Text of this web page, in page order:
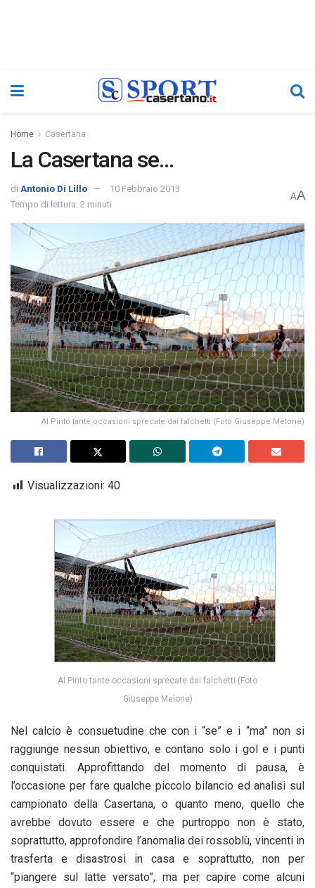
Home Casertana
La Casertana se…
di Antonio Di Lillo
10 Febbraio 2013
Tempo di lettura: 2 minuti
AA
Al Pinto tante occasioni sprecate dai falchetti (Foto Giuseppe Melone)
Visualizzazioni: 40
Al Pinto tante occasioni sprecate dai falchetti (Foto
Giuseppe Melone)
Nel calcio è consuetudine che con i “se” e i “ma” non si
raggiunge nessun obiettivo, e contano solo i gol e i punti
conquistati. Approfittando del momento di pausa, è
l’occasione per fare qualche piccolo bilancio ed analisi sul
campionato della Casertana, o quanto meno, quello che
avrebbe dovuto essere e che purtroppo non è stato,
soprattutto, approfondire l’anomalia dei rossoblù, vincenti in
trasferta e disastrosi in casa e soprattutto, non per
“piangere sul latte versato”, ma per capire come alcuni